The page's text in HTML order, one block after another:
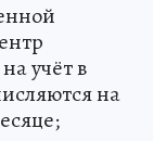
учёт в
на